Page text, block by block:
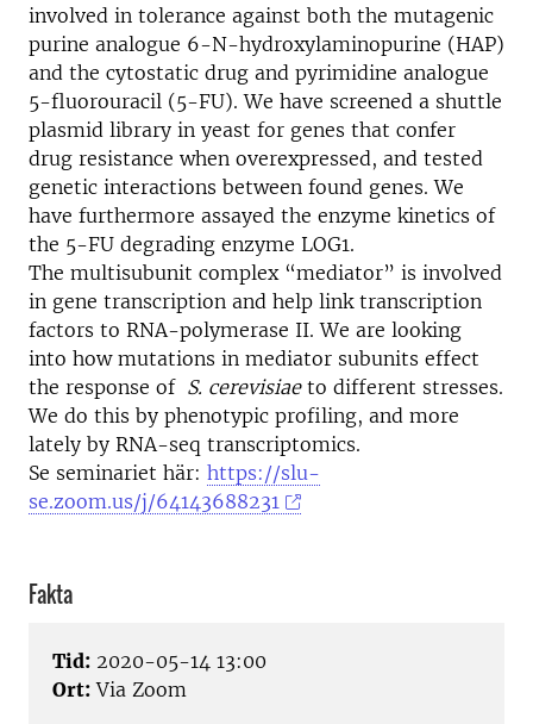
involved in tolerance against both the mutagenic
purine analogue 6-N-hydroxylaminopurine (HAP)
and the cytostatic drug and pyrimidine analogue
5-fluorouracil (5-FU). We have screened a shuttle
plasmid library in yeast for genes that confer
drug resistance when overexpressed, and tested
genetic interactions between found genes. We
have furthermore assayed the enzyme kinetics of
the 5-FU degrading enzyme LOG1.
The multisubunit complex “mediator” is involved
in gene transcription and help link transcription
factors to RNA-polymerase II. We are looking
into how mutations in mediator subunits effect
the response of S. cerevisiae to different stresses.
We do this by phenotypic profiling, and more
lately by RNA-seq transcriptomics.
Se seminariet här: https://slu-
se.zoom.us/j/64143688231
Fakta
Tid: 2020-05-14 13:00
Ort: Via Zoom